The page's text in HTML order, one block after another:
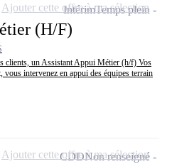
(H/F)
clients, un Assistant Appui Métier (h/f) Vos
intervenez en appui des équipes terrain
IntérimTemps plein
Ajouter cette offre à ma sélection
CDDNon renseigné
Ajouter cette offre à ma sélection